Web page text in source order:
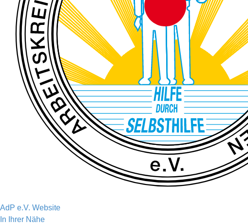
AdP e.V. Website
In Ihrer Nähe